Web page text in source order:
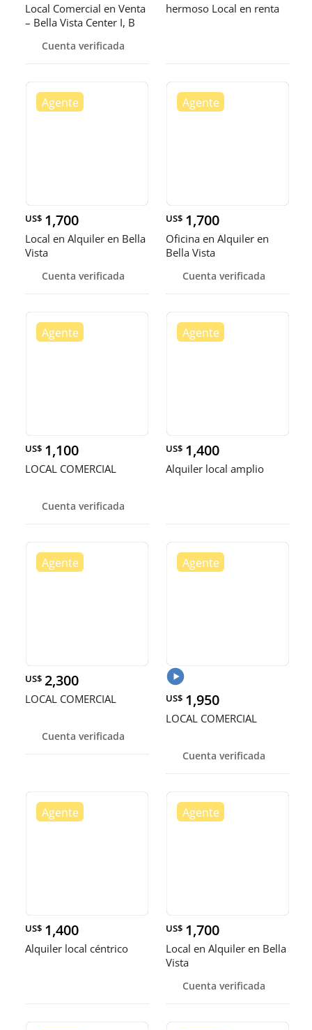
Local Comercial en Venta
– Bella Vista Center I, B
Cuenta verificada
hermoso Local en renta
US$ 1,700
Local en Alquiler en Bella
Vista
Cuenta verificada
US$ 1,700
Oficina en Alquiler en
Bella Vista
Cuenta verificada
US$ 1,100
LOCAL COMERCIAL
Cuenta verificada
US$ 1,400
Alquiler local amplio
US$ 2,300
LOCAL COMERCIAL
Cuenta verificada
US$ 1,950
LOCAL COMERCIAL
Cuenta verificada
US$ 1,400
Alquiler local céntrico
US$ 1,700
Local en Alquiler en Bella
Vista
Cuenta verificada